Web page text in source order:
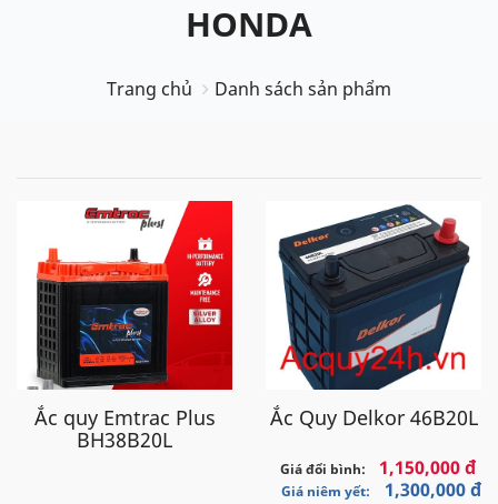
HONDA
Trang chủ Danh sách sản phẩm
Ắc quy Emtrac Plus
BH38B20L
Ắc Quy Delkor 46B20L
Giá đổi bình: 1,150,000 đ
Giá niêm yết: 1,300,000 đ